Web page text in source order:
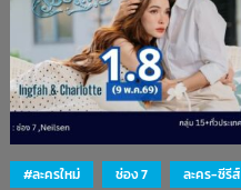
#ละครใหม่ ช่อง 7 ละคร-ซีรีส์